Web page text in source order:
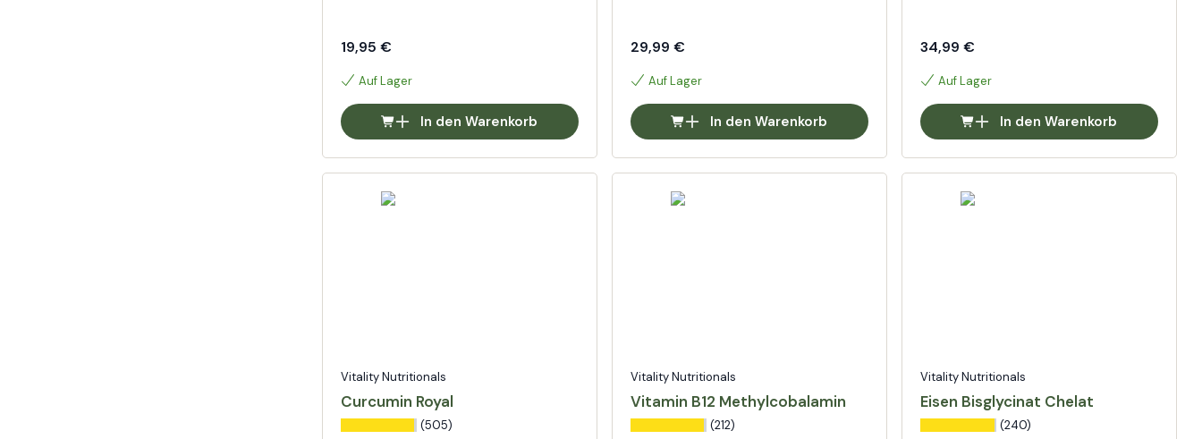
19,95 €
Auf Lager
In den Warenkorb
29,99 €
Auf Lager
In den Warenkorb
34,99 €
Auf Lager
In den Warenkorb
Vitality Nutritionals
Curcumin Royal
(505)
Vitality Nutritionals
Vitamin B12 Methylcobalamin
(212)
Vitality Nutritionals
Eisen Bisglycinat Chelat
(240)